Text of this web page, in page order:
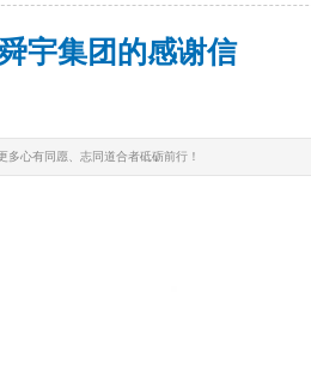
宇集团的感谢信
多心有同愿、志同道合者砥砺前行！